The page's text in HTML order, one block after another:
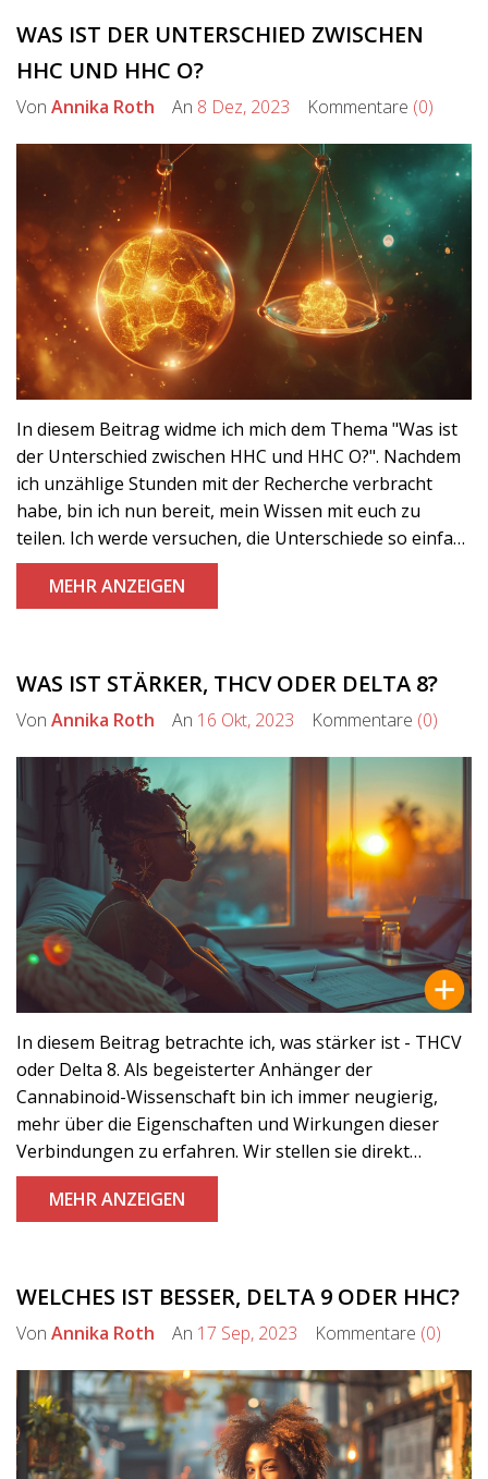
WAS IST DER UNTERSCHIED ZWISCHEN
HHC UND HHC O?
Von Annika Roth An 8 Dez, 2023 Kommentare (0)
In diesem Beitrag widme ich mich dem Thema "Was ist
der Unterschied zwischen HHC und HHC O?". Nachdem
ich unzählige Stunden mit der Recherche verbracht
habe, bin ich nun bereit, mein Wissen mit euch zu
teilen. Ich werde versuchen, die Unterschiede so einfach
und verständlich wie möglich zu erklären. Mein Ziel ist
es, dass jeder von euch nach dem Lesen des Beitrags
MEHR ANZEIGEN
WAS IST STÄRKER, THCV ODER DELTA 8?
Von Annika Roth An 16 Okt, 2023 Kommentare (0)
In diesem Beitrag betrachte ich, was stärker ist - THCV
oder Delta 8. Als begeisterter Anhänger der
Cannabinoid-Wissenschaft bin ich immer neugierig,
mehr über die Eigenschaften und Wirkungen dieser
Verbindungen zu erfahren. Wir stellen sie direkt
gegenüber und diskutieren, was sie einzigartig macht.
Wie wirkt THCV im Vergleich zu Delta 8 und welches
MEHR ANZEIGEN
WELCHES IST BESSER, DELTA 9 ODER HHC?
Von Annika Roth An 17 Sep, 2023 Kommentare (0)